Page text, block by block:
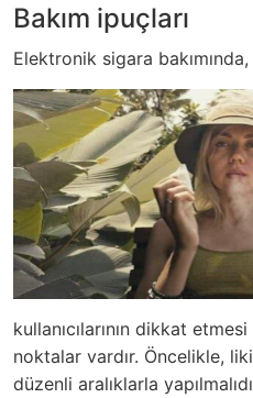
Bakım ipuçları
Elektronik sigara bakımında,
kullanıcılarının dikkat
noktalar vardır. Öncelikle,
düzenli aralıklarla